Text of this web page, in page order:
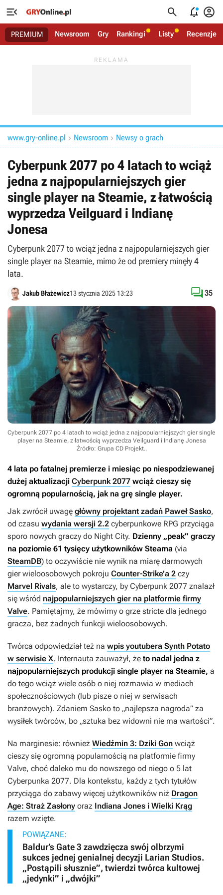
   
PREMIUM Newsroom Gry Rankingi Listy Recenzje
www.gry-online.pl  Newsroom  Newsy o grach
Cyberpunk 2077 po 4 latach to wciąż
jedna z najpopularniejszych gier
single player na Steamie, z łatwością
wyprzedza Veilguard i Indianę
Jonesa
Cyberpunk 2077 to wciąż jedna z najpopularniejszych gier
single player na Steamie, mimo że od premiery minęły 4
lata.
Jakub Błażewicz13 stycznia 2025 13:23 35
Cyberpunk 2077 po 4 latach to wciąż jedna z najpopularniejszych gier single
player na Steamie, z łatwością wyprzedza Veilguard i Indianę Jonesa
Źródło: Grupa CD Projekt..
4 lata po fatalnej premierze i miesiąc po niespodziewanej
dużej aktualizacji Cyberpunk 2077 wciąż cieszy się
ogromną popularnością, jak na grę single player.
Jak zwrócił uwagę główny projektant zadań Paweł Sasko,
od czasu wydania wersji 2.2 cyberpunkowe RPG przyciąga
sporo nowych graczy do Night City. Dzienny „peak” graczy
na poziomie 61 tysięcy użytkowników Steama (via
SteamDB) to oczywiście nie wynik na miarę darmowych
gier wieloosobowych pokroju Counter-Strike’a 2 czy
Marvel Rivals, ale to wystarczy, by Cyberpunk 2077 znalazł
się wśród najpopularniejszych gier na platformie firmy
Valve. Pamiętajmy, że mówimy o grze stricte dla jednego
gracza, bez żadnych funkcji wieloosobowych.
Twórca odpowiedział też na wpis youtubera Synth Potato
w serwisie X. Internauta zauważył, że to nadal jedna z
najpopularniejszych produkcji single player na Steamie, a
do tego wciąż wiele osób o niej rozmawia w mediach
społecznościowych (lub pisze o niej w serwisach
branżowych). Zdaniem Sasko to „najlepsza nagroda” za
wysiłek twórców, bo „sztuka bez widowni nie ma wartości”.
Na marginesie: również Wiedźmin 3: Dziki Gon wciąż
cieszy się ogromną popularnością na platformie firmy
Valve, choć daleko mu do nowszego od niego o 5 lat
Cyberpunka 2077. Dla kontekstu, każdy z tych tytułów
przyciąga do zabawy więcej użytkowników niż Dragon
Age: Straż Zasłony oraz Indiana Jones i Wielki Krąg
razem wzięte.
POWIĄZANE:
Baldur’s Gate 3 zawdzięcza swój olbrzymi
sukces jednej genialnej decyzji Larian Studios.
„Postąpili słusznie”, twierdzi twórca kultowej
„jedynki” i „dwójki”